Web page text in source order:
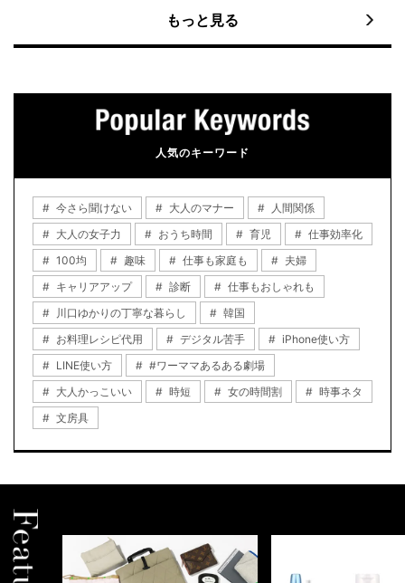
もっと見る
人気のキーワード
今さら聞けない 大人のマナー
人間関係
大人の女子力
おうち時間 育児
仕事効率化
100均
趣味 仕事も家庭も
夫婦
キャリアアップ
診断
仕事もおしゃれも
川口ゆかりの丁寧な暮らし
韓国
お料理レシピ代用
デジタル苦手
iPhone使い方
LINE使い方
#ワーママあるある劇場
大人かっこいい
時短 女の時間割
時事ネタ
文房具